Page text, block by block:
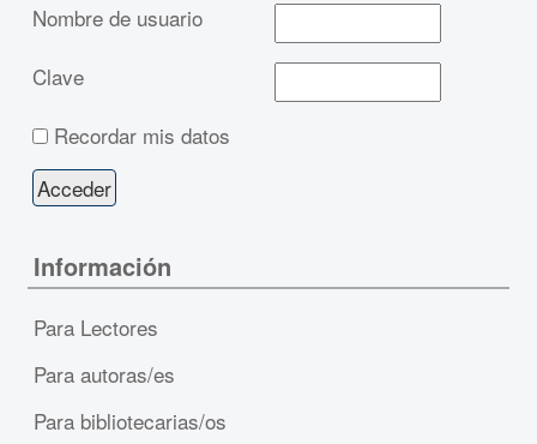
Nombre de usuario
Clave
Recordar mis datos
Información
Para Lectores
Para autoras/es
Para bibliotecarias/os